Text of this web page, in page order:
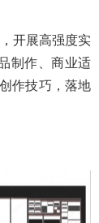
开展高强度实
制作、商业适
作技巧，落地